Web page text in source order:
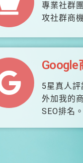
專業社群
攻社群商
Google
5星真人評
外加我的
SEO排名。